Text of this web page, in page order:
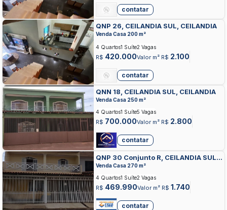
contatar
QNP 26, CEILANDIA SUL, CEILANDIA
Venda Casa 200 m²
R$ 420.000Valor m² R$ 2.100
4 Quartos1 Suíte2 Vagas
contatar
QNN 18, CEILANDIA SUL, CEILANDIA
Venda Casa 250 m²
R$ 700.000Valor m² R$ 2.800
4 Quartos1 Suíte5 Vagas
contatar
QNP 30 Conjunto R, CEILANDIA SUL,
CEILANDIA
Venda Casa 270 m²
R$ 469.990Valor m² R$ 1.740
4 Quartos1 Suíte2 Vagas
contatar